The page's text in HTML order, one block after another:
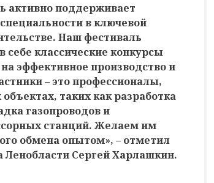
активно поддерживает
в ключевой
Наш фестиваль
себе классические конкурсы
эффективное производство и
– это профессионалы,
таких как разработка
газопроводов и
станций. Желаем им
обмена опытом», – отметил
Ленобласти Сергей Харлашкин.